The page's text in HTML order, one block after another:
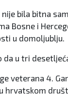
bila bitna
Bosne i
u domoljublju.
da u tri
veterana 4.
hrvatskom